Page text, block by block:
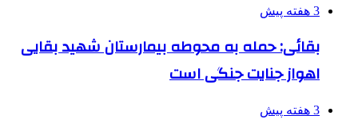
3 هفته پیش
بقائی: حمله به محوطه بیمارستان شهید بقایی
اهواز جنایت جنگی است
3 هفته پیش